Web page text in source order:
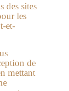
des sites
les
et-
de
mettant